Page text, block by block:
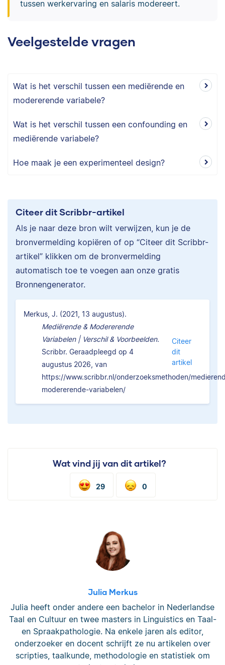
tussen werkervaring en salaris modereert.
Veelgestelde vragen
Wat is het verschil tussen een mediërende en
modererende variabele?
Wat is het verschil tussen een confounding en
mediërende variabele?
Hoe maak je een experimenteel design?
Citeer dit Scribbr-artikel
Als je naar deze bron wilt verwijzen, kun je de
bronvermelding kopiëren of op “Citeer dit Scribbr-
artikel” klikken om de bronvermelding
automatisch toe te voegen aan onze gratis
Bronnengenerator.
Merkus, J. (2021, 13 augustus).
Mediërende & Modererende
Variabelen | Verschil & Voorbeelden.
Scribbr. Geraadpleegd op 4
augustus 2026, van
https://www.scribbr.nl/onderzoeksmethoden/
modererende-variabelen/
Citeer
dit
artikel
Wat vind jij van dit artikel?
29 0
Julia Merkus
Julia heeft onder andere een bachelor in Nederlandse
Taal en Cultuur en twee masters in Linguistics en Taal-
en Spraakpathologie. Na enkele jaren als editor,
onderzoeker en docent schrijft ze nu artikelen over
scripties, taalkunde, methodologie en statistiek om